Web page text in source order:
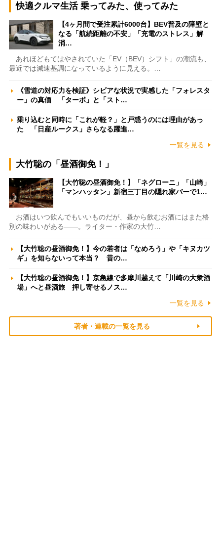
快適クルマ生活 乗ってみた、使ってみた
【4ヶ月間で受注累計6000台】BEV普及の障壁と
なる「航続距離の不安」「充電のストレス」解
消…
あれほどもてはやされていた「EV（BEV）シフト」の潮流も、
最近では減速基調になっているように見える。…
《雪道の対応力を検証》シビアな状況で実感した「フォレスタ
ー」の真価 「ターボ」と「スト…
乗り込むと同時に「これが軽？」と戸惑うのには理由があっ
た 「日産ルークス」さらなる躍進…
一覧を見る
大竹聡の「昼酒御免！」
【大竹聡の昼酒御免！】「ネグローニ」「山崎」
「マンハッタン」新宿三丁目の隠れ家バーで1…
お酒はいつ飲んでもいいものだが、昼から飲むお酒にはまた格
別の味わいがある――。ライター・作家の大竹…
【大竹聡の昼酒御免！】今の若者は「なめろう」や「キヌカツ
ギ」を知らないって本当？ 昔の…
【大竹聡の昼酒御免！】京急線で多摩川越えて「川崎の大衆酒
場」へと昼酒旅 押し寄せるノス…
一覧を見る
著者・連載の一覧を見る